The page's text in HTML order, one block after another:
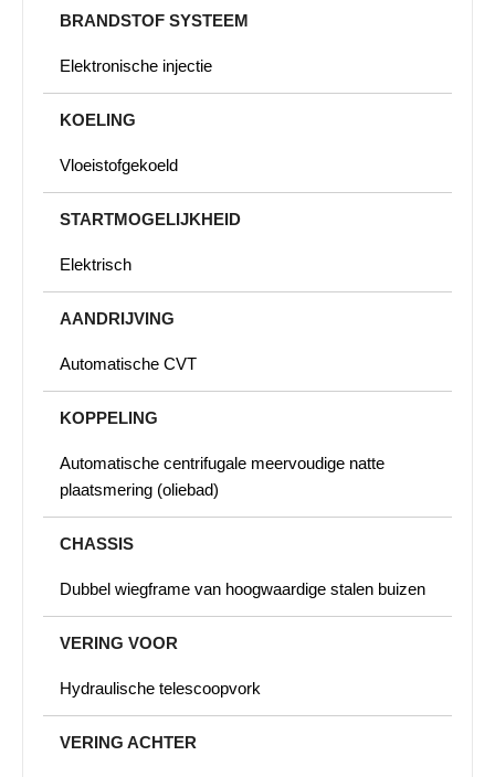
BRANDSTOF SYSTEEM
Elektronische injectie
KOELING
Vloeistofgekoeld
STARTMOGELIJKHEID
Elektrisch
AANDRIJVING
Automatische CVT
KOPPELING
Automatische centrifugale meervoudige natte
plaatsmering (oliebad)
CHASSIS
Dubbel wiegframe van hoogwaardige stalen buizen
VERING VOOR
Hydraulische telescoopvork
VERING ACHTER